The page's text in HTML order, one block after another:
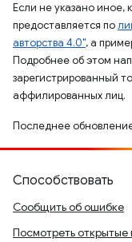
Если не указано иное,
предоставляется по
авторства 4.0", а
Подробнее об этом
зарегистрированный
аффилированных лиц.
Последнее
Способствовать
Сообщить об ошибке
Посмотреть открытые